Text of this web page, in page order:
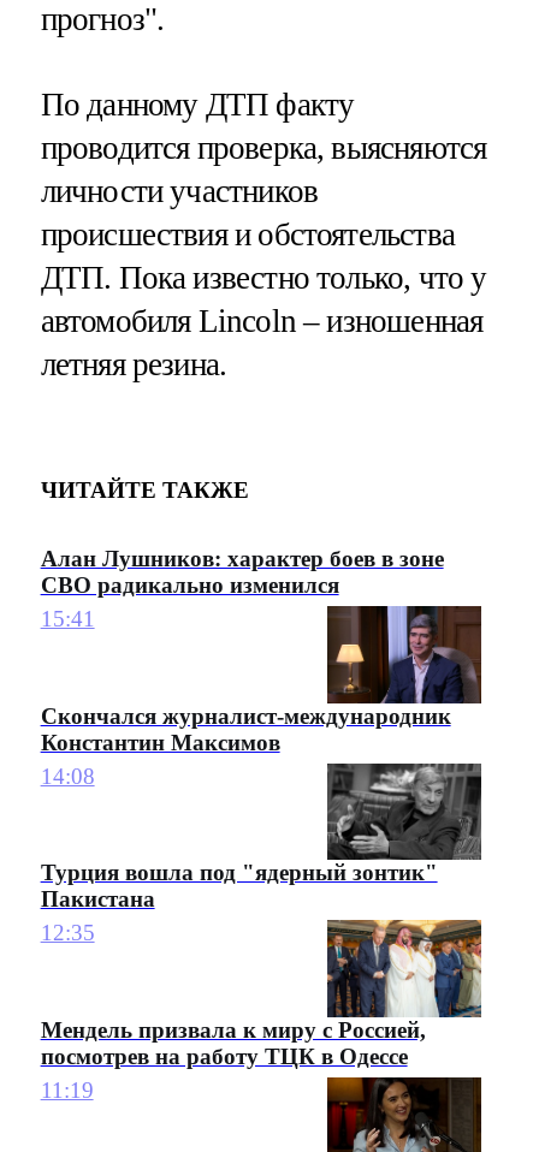
прогноз".
По данному ДТП факту
проводится проверка, выясняются
личности участников
происшествия и обстоятельства
ДТП. Пока известно только, что у
автомобиля Lincoln – изношенная
летняя резина.
ЧИТАЙТЕ ТАКЖЕ
Алан Лушников: характер боев в зоне
СВО радикально изменился
15:41
Скончался журналист-международник
Константин Максимов
14:08
Турция вошла под "ядерный зонтик"
Пакистана
12:35
Мендель призвала к миру с Россией,
посмотрев на работу ТЦК в Одессе
11:19